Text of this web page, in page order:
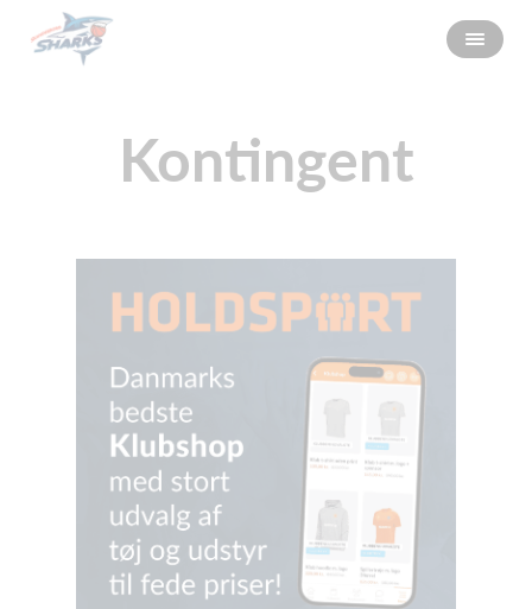
Kontingent